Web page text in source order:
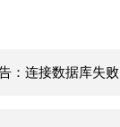
：连接数据库失